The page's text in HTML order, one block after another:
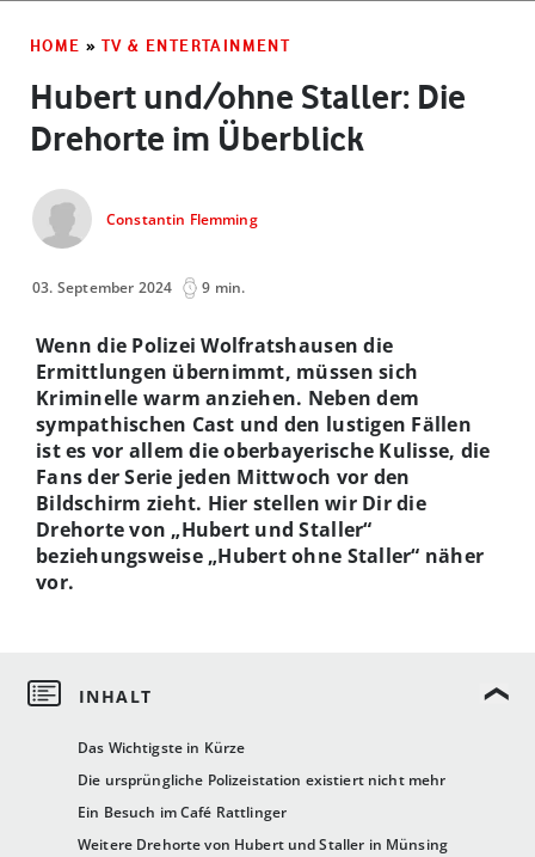
HOME » TV & ENTERTAINMENT
Hubert und/ohne Staller: Die
Drehorte im Überblick
Constantin Flemming
03. September 2024 9 min.
Das Wichtigste in Kürze
Die ursprüngliche Polizeistation existiert nicht mehr
Ein Besuch im Café Rattlinger
Weitere Drehorte von Hubert und Staller in Münsing
Wenn die Polizei Wolfratshausen die
Ermittlungen übernimmt, müssen sich
Kriminelle warm anziehen. Neben dem
sympathischen Cast und den lustigen Fällen
ist es vor allem die oberbayerische Kulisse, die
Fans der Serie jeden Mittwoch vor den
Bildschirm zieht. Hier stellen wir Dir die
Drehorte von „Hubert und Staller“
beziehungsweise „Hubert ohne Staller“ näher
vor.